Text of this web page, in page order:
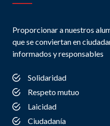
Proporcionar a nuestros
que se conviertan en
informados y responsables
Solidaridad
Respeto mutuo
Laicidad
Ciudadanía